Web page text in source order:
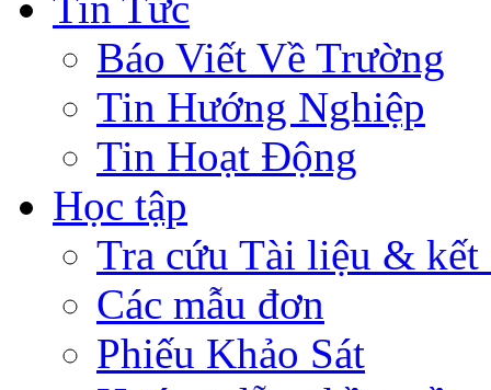
Báo Viết Về Trường
Tin Hướng Nghiệp
Tin Hoạt Động
Học tập
Tra cứu Tài liệu & kết
Các mẫu đơn
Phiếu Khảo Sát